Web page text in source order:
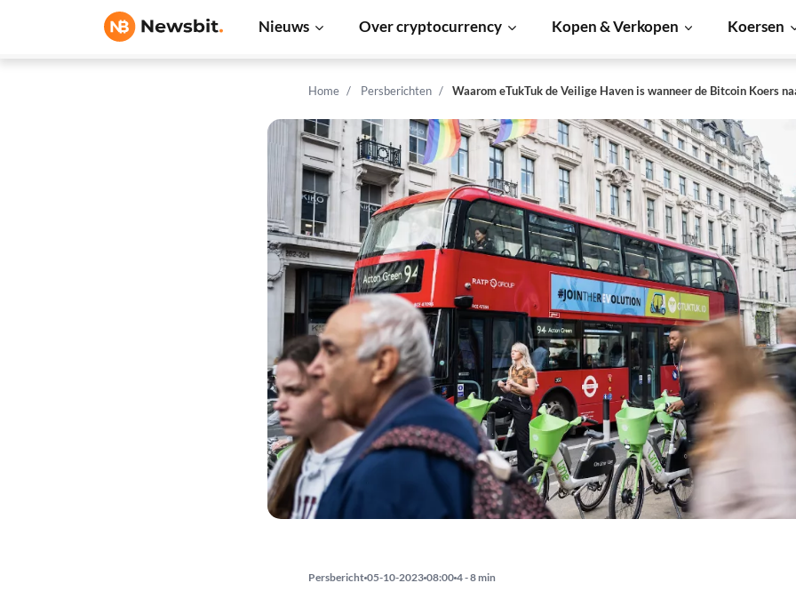
Nieuws Over cryptocurrency Kopen & Verkopen Koersen
Home Persberichten Waarom eTukTuk de Veilige Haven is wanneer de Bitcoin Koers
Persbericht 05-10-2023 08:00 4 - 8 min